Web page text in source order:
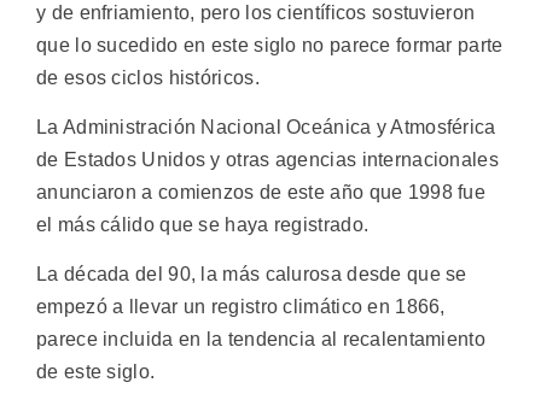
y de enfriamiento, pero los científicos sostuvieron
que lo sucedido en este siglo no parece formar parte
de esos ciclos históricos.
La Administración Nacional Oceánica y Atmosférica
de Estados Unidos y otras agencias internacionales
anunciaron a comienzos de este año que 1998 fue
el más cálido que se haya registrado.
La década del 90, la más calurosa desde que se
empezó a llevar un registro climático en 1866,
parece incluida en la tendencia al recalentamiento
de este siglo.